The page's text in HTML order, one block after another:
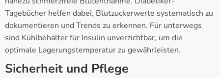
Tagebücher helfen dabei, Blutzuckerwerte systematisch zu
dokumentieren und Trends zu erkennen. Für unterwegs
sind Kühlbehälter für Insulin unverzichtbar, um die
optimale Lagerungstemperatur zu gewährleisten.
Sicherheit und Pflege